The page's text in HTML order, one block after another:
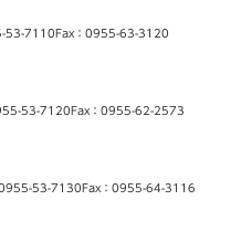
53-7110Fax：0955-63-3120
53-7120Fax：0955-62-2573
53-7130Fax：0955-64-3116